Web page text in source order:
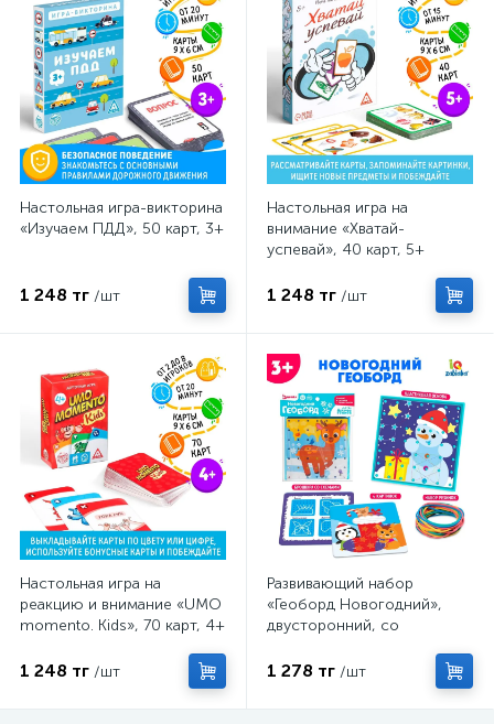
Настольная игра-викторина
«Изучаем ПДД», 50 карт, 3+
1 248 тг /шт
Настольная игра на
внимание «Хватай-
успевай», 40 карт, 5+
1 248 тг /шт
Настольная игра на
реакцию и внимание «UMO
momento. Kids», 70 карт, 4+
1 248 тг /шт
Развивающий набор
«Геоборд Новогодний»,
двусторонний, со
резиночками, 3+
1 278 тг /шт